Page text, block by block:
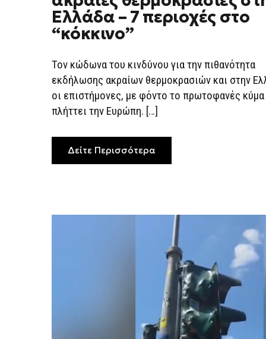
ΑΚΡΑΊΕΣ
ΘΕΡΜΟΚΡΑΣΊΕΣ
ΣΤΗΝ
ΣΤΟ
“ΚΌΚΚΙΝΟ”
Ελλάδα – 7 περιοχές στο
“κόκκινο”
Τον κώδωνα του κινδύνου για την πιθανότητα
εκδήλωσης ακραίων θερμοκρασιών και στην
οι επιστήμονες, με φόντο το πρωτοφανές
πλήττει την Ευρώπη. […]
Δείτε Περισσότερα